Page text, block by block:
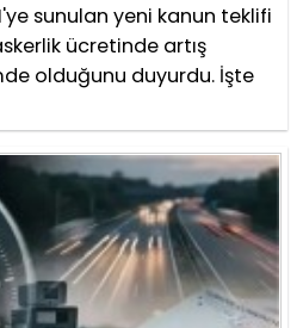
sunulan yeni kanun teklifi
ücretinde artış
olduğunu duyurdu. İşte